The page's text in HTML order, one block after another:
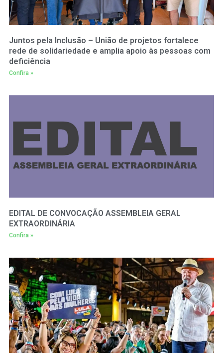
Juntos pela Inclusão – União de projetos fortalece
rede de solidariedade e amplia apoio às pessoas com
deficiência
Confira »
EDITAL DE CONVOCAÇÃO ASSEMBLEIA GERAL
EXTRAORDINÁRIA
Confira »